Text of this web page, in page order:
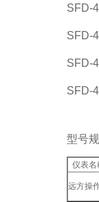
SFD-
SFD-
SFD-
SFD-
型号
仪表名
远方操